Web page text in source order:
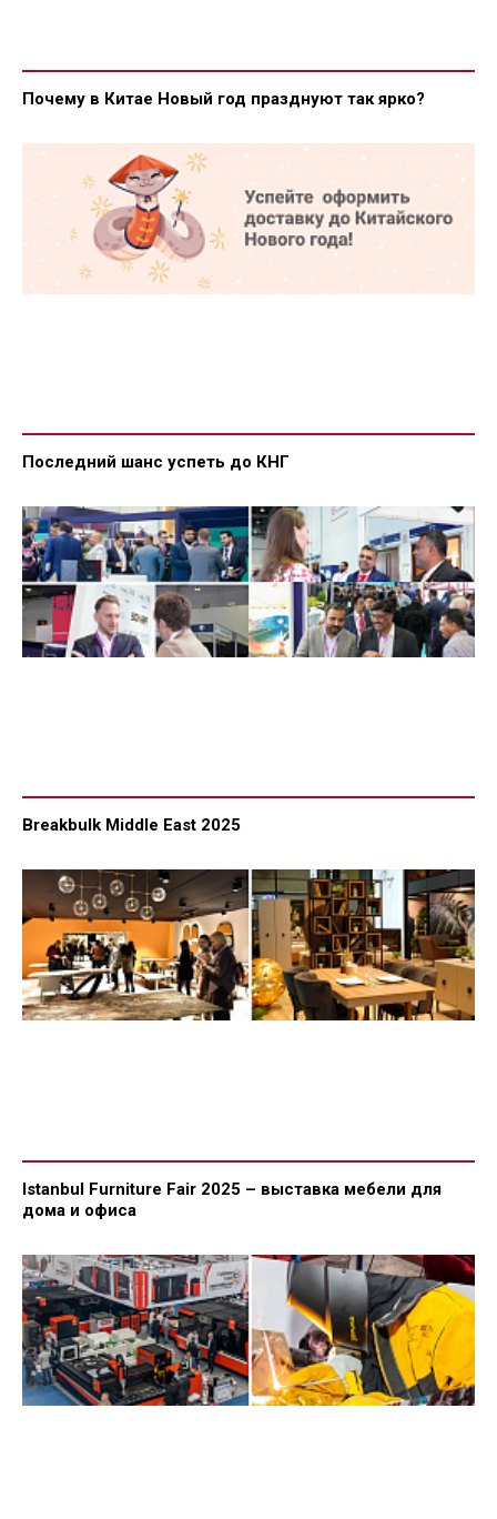
Почему в Китае Новый год празднуют так ярко?
Последний шанс успеть до КНГ
Breakbulk Middle East 2025
Istanbul Furniture Fair 2025 – выставка мебели для
дома и офиса